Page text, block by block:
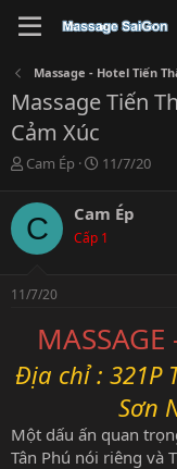
Massage - Hotel Tiến
Massage Tiến
Cảm Xúc
T
r
e
a
d
t
e
Cam Ép
N
y
g
11/7/20
C Cam Ép
Cấp 1
11/7/20
Địa chỉ : 321P
Sơn
Một dấu ấn quan
Tân Phú nói riêng và